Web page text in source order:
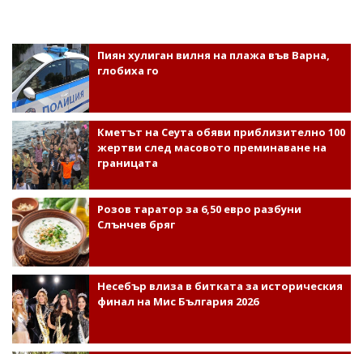
Пиян хулиган вилня на плажа във Варна,
глобиха го
Кметът на Сеута обяви приблизително 100
жертви след масовото преминаване на
границата
Розов таратор за 6,50 евро разбуни
Слънчев бряг
Несебър влиза в битката за историческия
финал на Мис България 2026